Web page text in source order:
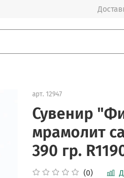
арт. 12947
Сувенир
мрамолит
390 гр.
(0)